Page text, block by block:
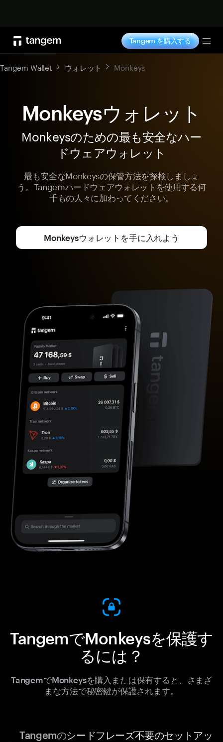
Tangem を購入する
Tangem Wallet ウォレット Monkeys
Monkeysウォレット
Monkeysのための最も安全なハー
ドウェアウォレット
最も安全なMonkeysの保管方法を探検しましょ
う。Tangemハードウェアウォレットを使用する何
千もの人々に加わってください。
Monkeysウォレットを手に入れよう
TangemでMonkeysを保護す
るには？
TangemでMonkeysを購入または保有すると、さまざ
まな方法で秘密鍵が保護されます。
Tangemのシードフレーズ不要のセットアッ